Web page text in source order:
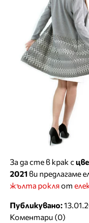
За да сте в крак с
2021 ви предлагаме
жълта рокляот
Публикувано:
Коментари (0)